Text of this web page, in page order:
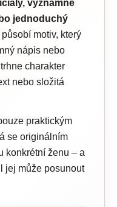
významné
jednoduchý
motiv, který
nápis nebo
charakter
nebo složitá
praktickým
se originálním
konkrétní ženu – a
jej může posunout